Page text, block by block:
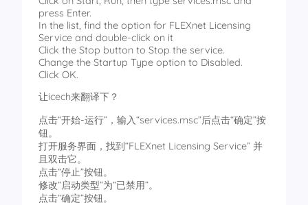
press Enter.
In the list, find the option for FLEXnet Licensing
Service and double-click on it
Click the Stop button to Stop the service.
Change the Startup Type option to Disabled.
Click OK.
让icech来翻译下？
点击“开始-运行”，输入“services.msc”后点击“确定”按
钮。
打开服务界面，找到“FLEXnet Licensing Service” 并
且双击它。
点击“停止”按钮。
修改“启动类型”为“已禁用”。
点击“确定”按钮。